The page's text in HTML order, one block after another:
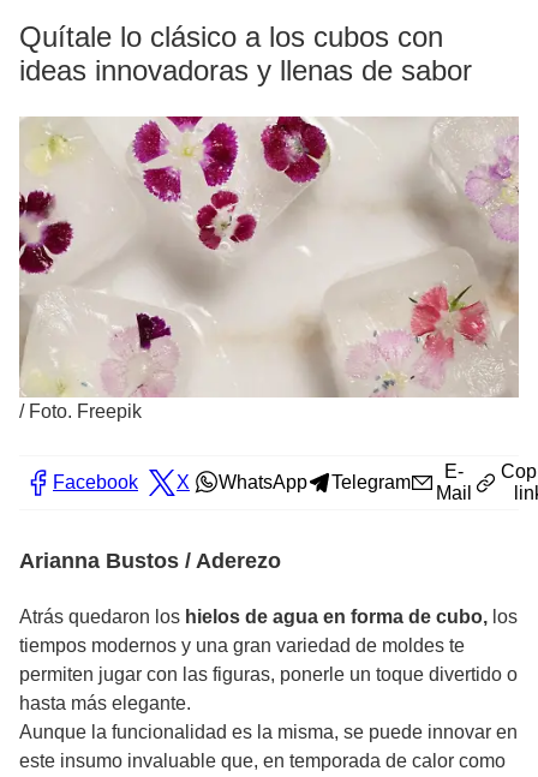
Quítale lo clásico a los cubos con
ideas innovadoras y llenas de sabor
/ Foto. Freepik
Facebook X WhatsApp Telegram
E-
Mail
Arianna Bustos / Aderezo
Atrás quedaron los hielos de agua en forma de cubo, los
tiempos modernos y una gran variedad de moldes te
permiten jugar con las figuras, ponerle un toque divertido o
hasta más elegante.
Aunque la funcionalidad es la misma, se puede innovar en
este insumo invaluable que, en temporada de calor como